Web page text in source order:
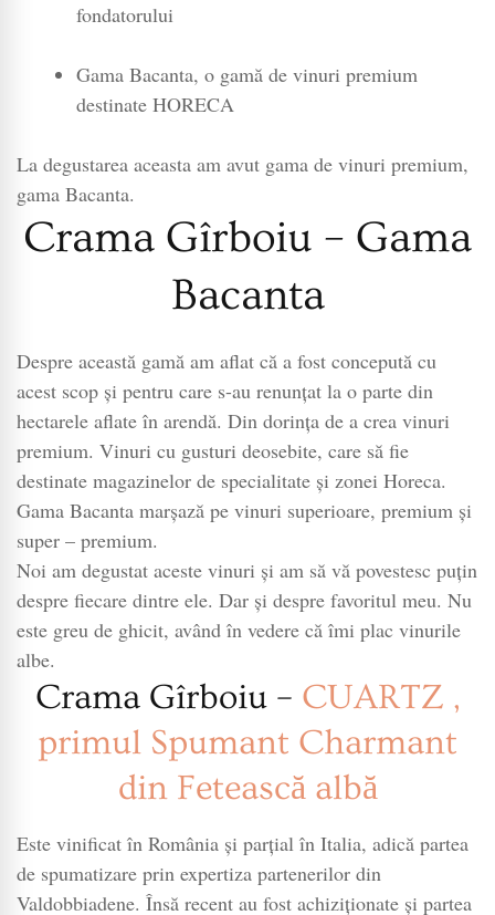
fondatorului
Gama Bacanta, o gamă de vinuri premium
destinate HORECA
La degustarea aceasta am avut gama de vinuri premium,
gama Bacanta.
Crama Gîrboiu – Gama
Bacanta
Despre această gamă am aflat că a fost concepută cu
acest scop și pentru care s-au renunțat la o parte din
hectarele aflate în arendă. Din dorința de a crea vinuri
premium. Vinuri cu gusturi deosebite, care să fie
destinate magazinelor de specialitate și zonei Horeca.
Gama Bacanta marșază pe vinuri superioare, premium și
super – premium.
Noi am degustat aceste vinuri și am să vă povestesc puțin
despre fiecare dintre ele. Dar și despre favoritul meu. Nu
este greu de ghicit, având în vedere că îmi plac vinurile
albe.
Crama Gîrboiu – CUARTZ ,
primul Spumant Charmant
din Fetească albă
Este vinificat în România și parțial în Italia, adică partea
de spumatizare prin expertiza partenerilor din
Valdobbiadene. Însă recent au fost achiziționate și partea